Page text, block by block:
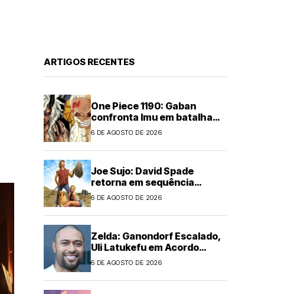
ARTIGOS RECENTES
One Piece 1190: Gaban
confronta Imu em batalha
épica
6 DE AGOSTO DE 2026
Joe Sujo: David Spade
retorna em sequência
animada
6 DE AGOSTO DE 2026
Zelda: Ganondorf Escalado,
Uli Latukefu em Acordo
Multi-filmes
6 DE AGOSTO DE 2026